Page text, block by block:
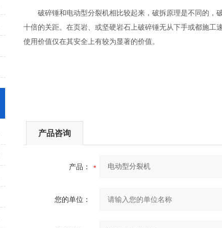
破碎锤和电动型分裂机相比较起来，破拆原理是不同的，
十倍的关距。在页岩、或坚硬岩石上破碎锤无从下手或都施
使用价值仅在其安全上有较为显著的价值。
产品咨询
产品：
您的单位：